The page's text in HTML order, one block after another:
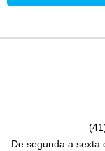
De segunda a sexta